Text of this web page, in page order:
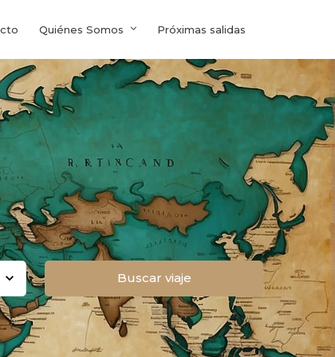
Quiénes Somos Próximas salidas